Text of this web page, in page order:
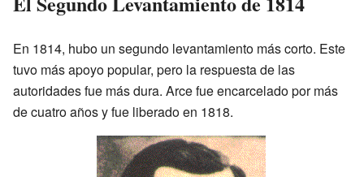
En 1814, hubo un segundo levantamiento más corto. Este
tuvo más apoyo popular, pero la respuesta de las
autoridades fue más dura. Arce fue encarcelado por más
de cuatro años y fue liberado en 1818.